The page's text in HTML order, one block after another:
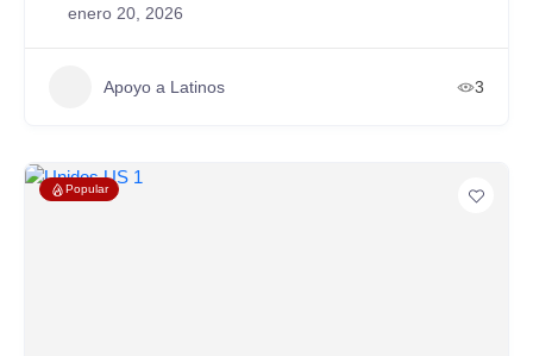
enero 20, 2026
Apoyo a Latinos 3
Popular